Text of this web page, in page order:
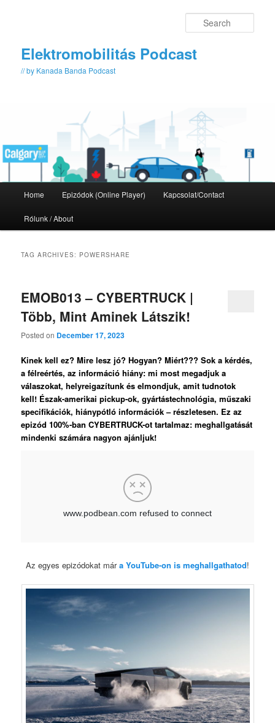
Elektromobilitás Podcast
// by Kanada Banda Podcast
Home Epizódok (Online Player) Kapcsolat/Contact
Rólunk / About
TAG ARCHIVES: POWERSHARE
EMOB013 – CYBERTRUCK |
Több, Mint Aminek Látszik!
Posted on December 17, 2023
Kinek kell ez? Mire lesz jó? Hogyan? Miért??? Sok a kérdés,
a félreértés, az információ hiány: mi most megadjuk a
válaszokat, helyreigazítunk és elmondjuk, amit tudnotok
kell! Észak-amerikai pickup-ok, gyártástechnológia, műszaki
specifikációk, hiánypótló információk – részletesen. Ez az
epizód 100%-ban CYBERTRUCK-ot tartalmaz: meghallgatását
mindenki számára nagyon ajánljuk!
Az egyes epizódokat mára YouTube-on is meghallgathatod!